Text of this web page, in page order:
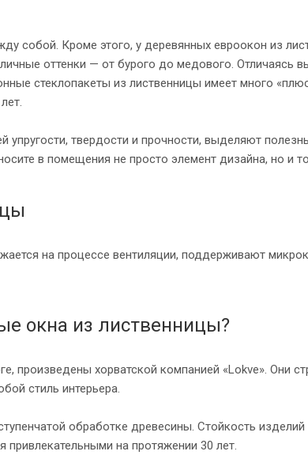
собой. Кроме этого, у деревянных евроокон из
оттенки — от бурого до медового. Отличаясь
стеклопакеты из лиственницы имеет много
упругости, твердости и прочности, выделяют
в помещения не просто элемент дизайна, но и
на процессе вентиляции, поддерживают
окна из лиственницы?
произведены хорватской компанией «Lokve». Они
стиль интерьера.
обработке древесины. Стойкость
привлекательными на протяжении 30 лет.